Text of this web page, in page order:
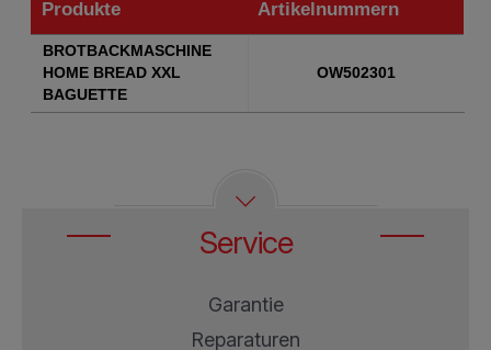
Produkte
Artikelnummern
Produkte
BROTBACKMASCHINE
HOME BREAD XXL
BAGUETTE
OW502301
Service
Garantie
Reparaturen